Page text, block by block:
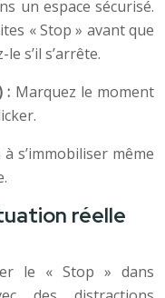
un espace sécurisé.
« Stop » avant que
s’il s’arrête.
: Marquez le moment
s’immobiliser même
réelle
le « Stop » dans